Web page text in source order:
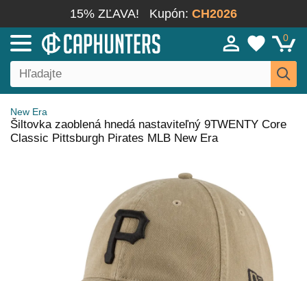
15% ZĽAVA! Kupón: CH2026
0
New Era
Šiltovka zaoblená hnedá nastaviteľný 9TWENTY Core
Classic Pittsburgh Pirates MLB New Era